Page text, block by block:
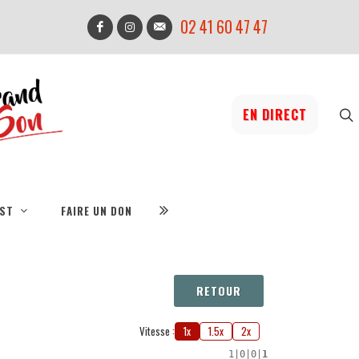
02 41 60 47 47
EN DIRECT
FAIRE UN DON
RETOUR
Vitesse : 1x 1.5x 2x
1 0 0 1